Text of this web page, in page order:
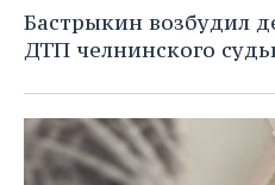
НЕФТЕХИМИЯ
НЕФТЬ
ОПК
ЭНЕРГЕТИКА
РОЗНИЧНАЯ ТОРГОВЛЯ
ТРАНСПОРТ
УСЛУГИ
НОВОСТИ ТЕХНОЛОГИЙ
IT
МЕДИА
МЕРОПРИЯТИЯ
НОВОСТИ МЕРОПРИЯТИЙ
ВЫЕЗДНАЯ РЕДАКЦИЯ
СПОРТ
НОВОСТИ СПОРТА
ОБЩЕСТВО
Бастрыкин возбудил
ДТП челнинского